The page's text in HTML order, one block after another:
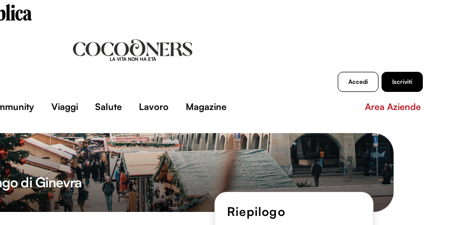
LA VITA NON HA ETÀ
Accedi Iscriviti
Viaggi Salute Lavoro Magazine Area Aziende
di Ginevra
Riepilogo